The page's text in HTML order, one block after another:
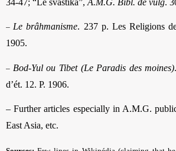
–Le brâhmanisme. 237 p. Les Religions
1905.
– Bod-Yul ou Tibet (Le Paradis des moines).
d’ét. 12. P. 1906.
– Further articles especially in A.M.G.
East Asia, etc.